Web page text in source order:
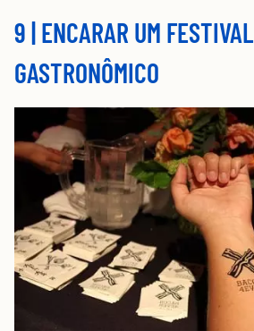
9 | ENCARAR UM FESTIVAL
GASTRONÔMICO